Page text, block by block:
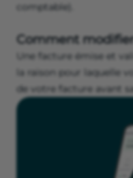
comptable).
Comment
Une facture émise et
la raison pour laquelle
de votre facture avant